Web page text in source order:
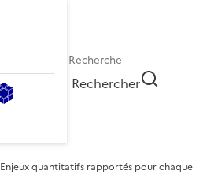
Rechercher
Enjeux quantitatifs rapportés pour chaque